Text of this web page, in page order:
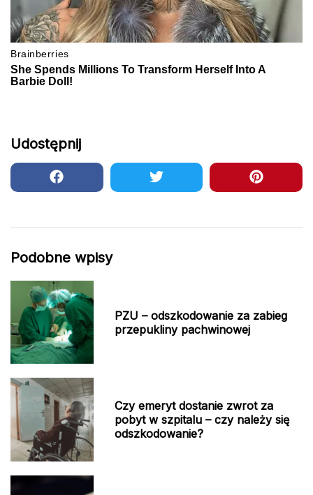
Udostępnij
Podobne wpisy
PZU – odszkodowanie za zabieg
przepukliny pachwinowej
Czy emeryt dostanie zwrot za
pobyt w szpitalu – czy należy się
odszkodowanie?